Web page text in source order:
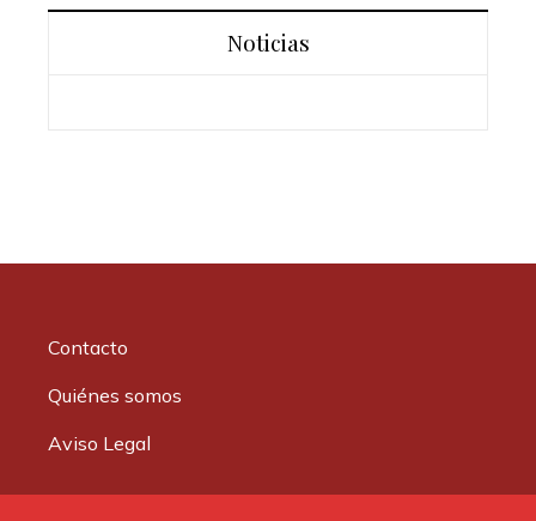
Noticias
Contacto
Quiénes somos
Aviso Legal